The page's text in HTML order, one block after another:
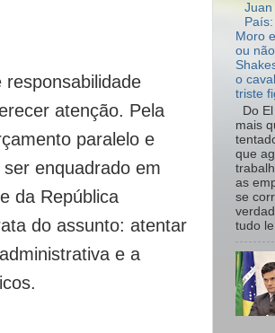
atenção. Pela
paralelo e
enquadrado em
da República
do assunto: atentar
e a
Juan
Moro
ou
o
triste
Do
mais
que
as
se
tudo